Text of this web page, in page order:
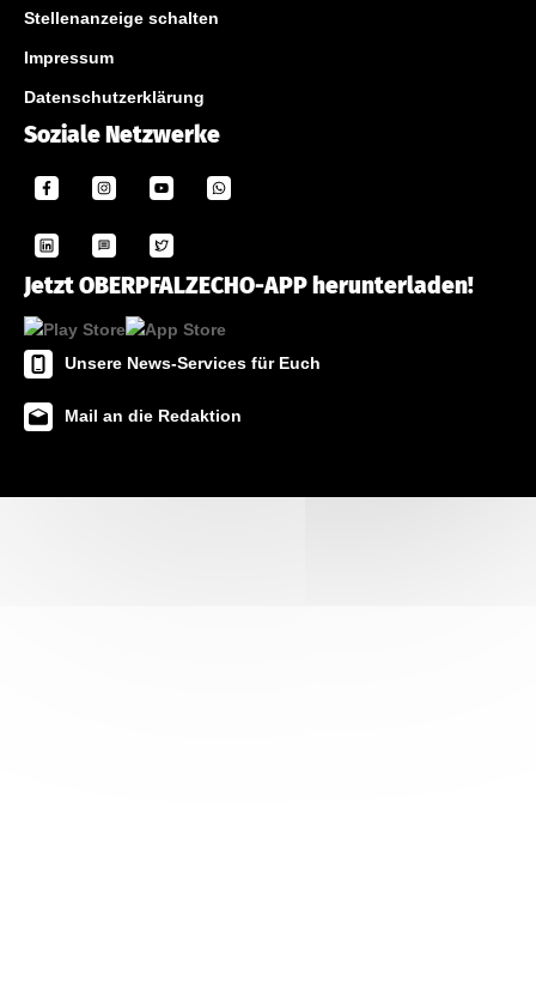
Stellenanzeige schalten
Impressum
Datenschutzerklärung
Soziale Netzwerke
Jetzt OBERPFALZECHO-APP herunterladen!
Unsere News-Services für Euch
Mail an die Redaktion